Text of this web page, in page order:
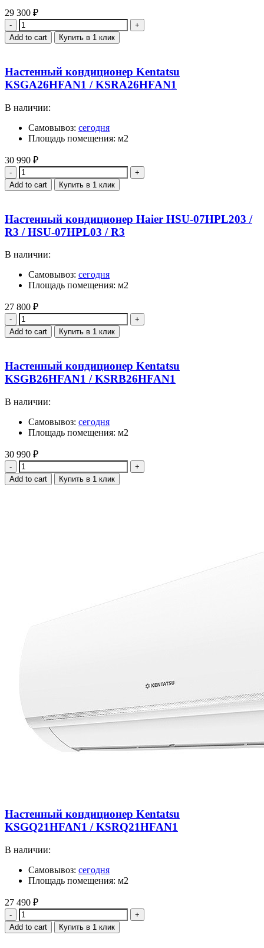
29 300 ₽
Quantity
Add to cart Купить в 1 клик
Настенный кондиционер Kentatsu
KSGA26HFAN1 / KSRA26HFAN1
В наличии:
Самовывоз: сегодня
Площадь помещения: м2
30 990 ₽
Quantity
Add to cart Купить в 1 клик
Настенный кондиционер Haier HSU-07HPL203 /
R3 / HSU-07HPL03 / R3
В наличии:
Самовывоз: сегодня
Площадь помещения: м2
27 800 ₽
Quantity
Add to cart Купить в 1 клик
Настенный кондиционер Kentatsu
KSGB26HFAN1 / KSRB26HFAN1
В наличии:
Самовывоз: сегодня
Площадь помещения: м2
30 990 ₽
Quantity
Add to cart Купить в 1 клик
Настенный кондиционер Kentatsu
KSGQ21HFAN1 / KSRQ21HFAN1
В наличии:
Самовывоз: сегодня
Площадь помещения: м2
27 490 ₽
Quantity
Add to cart Купить в 1 клик